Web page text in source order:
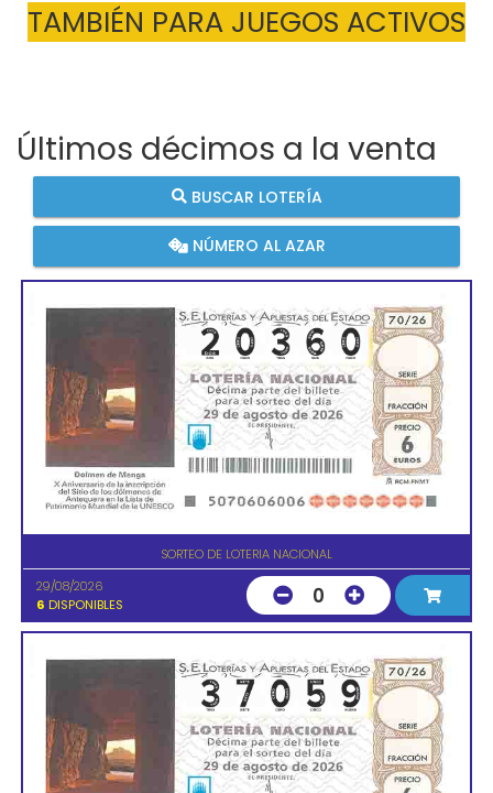
TAMBIÉN PARA JUEGOS ACTIVOS
Últimos décimos a la venta
BUSCAR LOTERÍA
NÚMERO AL AZAR
SORTEO DE LOTERIA NACIONAL
29/08/2026
6 DISPONIBLES 0